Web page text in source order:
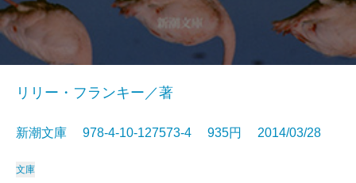
リリー・フランキー／著
新潮文庫 978-4-10-127573-4 935円 2014/03/28
文庫